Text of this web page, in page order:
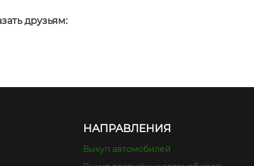
друзьям:
НАПРАВЛЕНИЯ
Выкуп автомобилей